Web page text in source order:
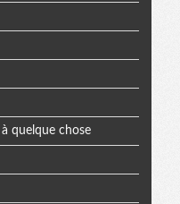
quelque chose